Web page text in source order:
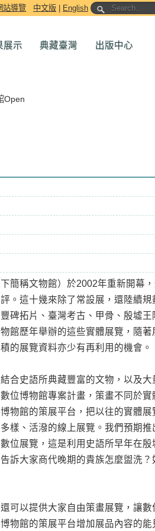
站導覽 中文版 English
展示 典藏臺灣 出版中心
Open
簡稱文物館）於2002年重新開幕
。這十幾來除了常設展，還陸續規
碑拓片、臺灣考古、甲骨、殷墟王
館歷年舉辦的這些實體展覽，隨著
的展覽資料亦少有再利用的機會。
合史語所典藏豐富的文物，以及大
位博物館專案計畫，策畫不同於實
物館的策展平台，把以往的實體展
樣、活潑的線上展覽。我們預期推
位展覽，這是利用史語所早年在殷
訴大家商代晚期的貴族怎麼盥洗？
可以提供大家自由策畫展覽，讓數
物館的策展平台增加展品內容的能